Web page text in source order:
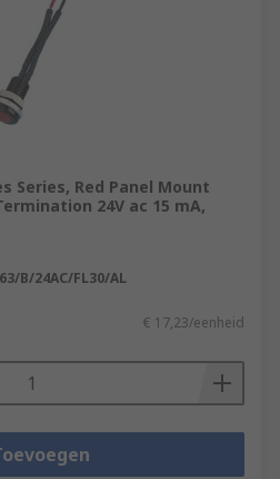
Series, Red Panel Mount
24V ac 15 mA,
B/24AC/FL30/AL
€ 17,23/eenheid